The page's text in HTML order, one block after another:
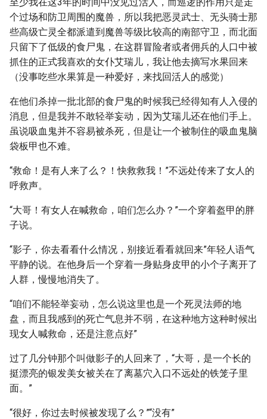
个过场和防卫周围的魔兽，所以我把恶灵武士、无头骑士那
些高级亡灵全都派遣到魔兽等级比较高的南部守卫，而北面
只留下了低级的食尸鬼，在这群冒险者或者佣兵的人口中被
抓住的正式我喜欢的女仆艾瑞儿，我让他去摘写水果回来
（没事吃些水果算是一种爱好，来找回活人的感觉）
在他们杀掉一批北部的食尸鬼的时候我已经得知有人入侵的
消息，但是我并不敢轻举妄动，因为艾瑞儿还在他们手上。
虽说吸血鬼并不容易被杀死，但是让一个被制住的吸血鬼脑
袋板甲也不难。
“救命！是有人来了么？！快救救我！”不远处传来了女人的
呼救声。
“大哥！有女人在喊救命，咱们怎么办？”一个穿着盔甲的胖
子说。
“影子，你去看看什么情况，别接近看看就回来”年轻人语气
平静的说。在他身后一个穿着一身贴身皮甲的小个子离开了
人群，慢慢地消失了。
“咱们不能轻举妄动，怎么说这里也是一个死灵法师的地
盘，而且我感到的死亡气息并不弱，在这种地方这种时候出
现女人喊救命，还是注意点好”
过了几分钟那个叫做影子的人回来了，“大哥，是一个长的
挺漂亮的银发美女被关在了离墓穴入口不远处的铁笼子里
面。”
“很好，你过去时候被发现了么？”“没有”